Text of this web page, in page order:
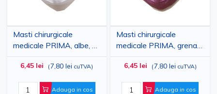
Masti chirurgicale
medicale PRIMA, albe, cu
elastic, tip IIR, 3 straturi,
50 bucati
6,45 lei (7,80 lei cuTVA)
Adauga in cos
Masti chirurgicale
medicale PRIMA, grena,
cu elastic, tip IIR, 3
straturi, 50 bucati
6,45 lei (7,80 lei cuTVA)
Adauga in cos